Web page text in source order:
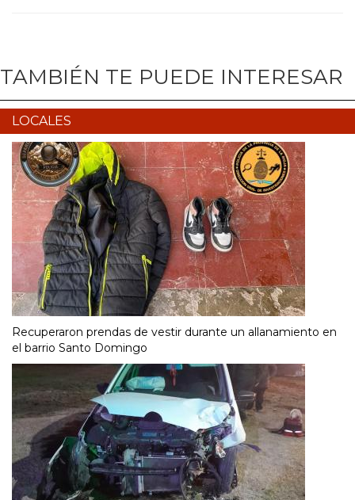
TAMBIÉN TE PUEDE INTERESAR
LOCALES
Recuperaron prendas de vestir durante un allanamiento en
el barrio Santo Domingo